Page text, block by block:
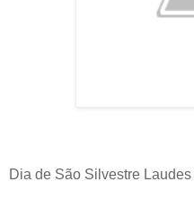
Dia de São Silvestre Laudes